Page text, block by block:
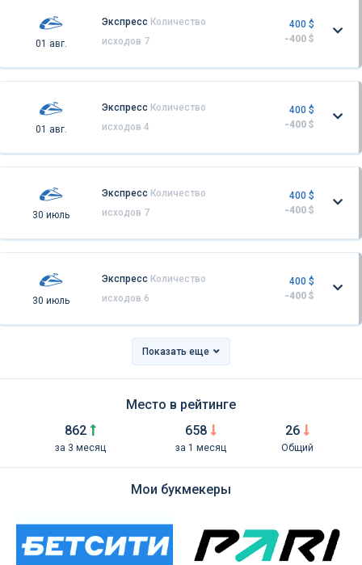
01 авг.
Экспресс Количество
исходов 7
400 $
-400 $
01 авг.
Экспресс Количество
исходов 4
400 $
-400 $
30 июль
Экспресс Количество
исходов 7
400 $
-400 $
30 июль
Экспресс Количество
исходов 6
400 $
-400 $
Показать еще
Место в рейтинге
862
за 3 месяц
658
за 1 месяц
26
Общий
Мои букмекеры